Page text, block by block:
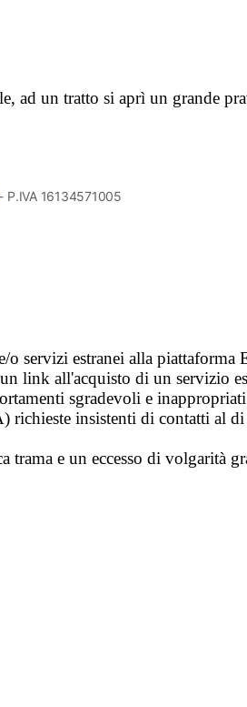
ad un tratto si aprì un grande
- P.IVA 16134571005
servizi estranei alla
link all'acquisto di un servizio
sgradevoli e
richieste insistenti di contatti
trama e un eccesso di volgarità